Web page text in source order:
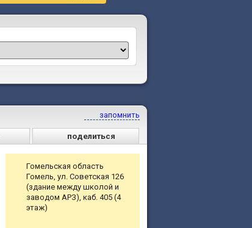
запомнить
поделиться
Гомельская область
Гомель, ул. Советская 126
(здание между школой и
заводом АРЗ), каб. 405 (4
этаж)